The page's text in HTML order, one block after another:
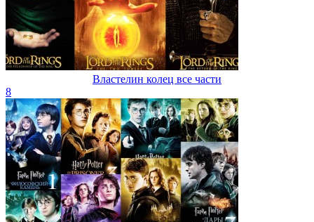
Властелин колец все части
8